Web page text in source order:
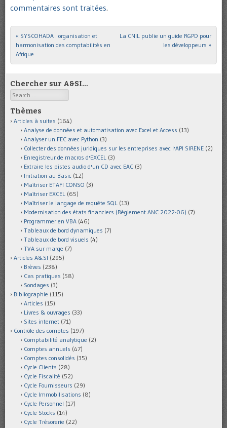
commentaires sont traitées.
Post navigation
« SYSCOHADA : organisation et
harmonisation des comptabilités en
Afrique
La CNIL publie un guide RGPD pour
les développeurs »
Chercher sur A&SI…
Search
Thèmes
Articles à suites (164)
Analyse de données et automatisation avec Excel et Access (13)
Analyser un FEC avec Python (3)
Collecter des données juridiques sur les entreprises avec l'API SIRENE (2)
Enregistreur de macros d'EXCEL (3)
Extraire les pistes audio d'un CD avec EAC (3)
Initiation au Basic (12)
Maîtriser ETAFI CONSO (3)
Maîtriser EXCEL (65)
Maîtriser le langage de requête SQL (13)
Modernisation des états financiers (Règlement ANC 2022-06) (7)
Programmer en VBA (46)
Tableaux de bord dynamiques (7)
Tableaux de bord visuels (4)
TVA sur marge (7)
Articles A&SI (295)
Brèves (238)
Cas pratiques (58)
Sondages (3)
Bibliographie (115)
Articles (15)
Livres & ouvrages (33)
Sites internet (71)
Contrôle des comptes (197)
Comptabilité analytique (2)
Comptes annuels (47)
Comptes consolidés (35)
Cycle Clients (28)
Cycle Fiscalité (52)
Cycle Fournisseurs (29)
Cycle Immobilisations (8)
Cycle Personnel (17)
Cycle Stocks (14)
Cycle Trésorerie (22)